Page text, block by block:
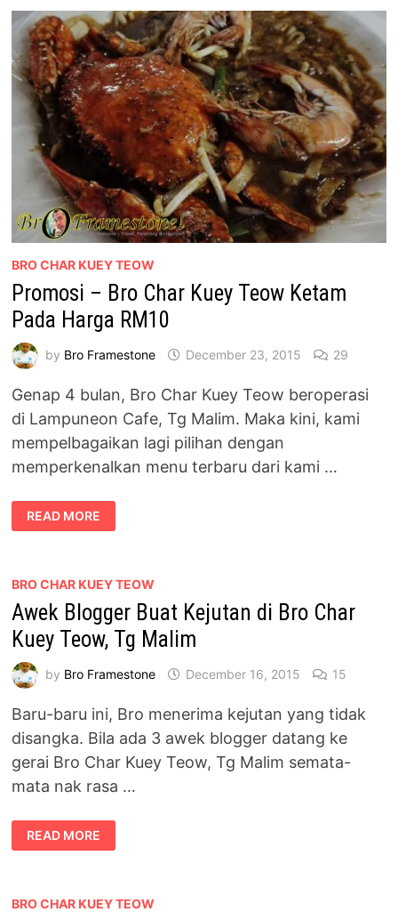
BARU
2016
BRO CHAR KUEY TEOW
Promosi – Bro Char Kuey Teow Ketam
Pada Harga RM10
by Bro Framestone December 23, 2015 29
Genap 4 bulan, Bro Char Kuey Teow beroperasi
di Lampuneon Cafe, Tg Malim. Maka kini, kami
mempelbagaikan lagi pilihan dengan
memperkenalkan menu terbaru dari kami …
PROMOSI
–
BRO
KETAM
HARGA
RM10
READ MORE
BRO CHAR KUEY TEOW
Awek Blogger Buat Kejutan di Bro Char
Kuey Teow, Tg Malim
by Bro Framestone December 16, 2015 15
Baru-baru ini, Bro menerima kejutan yang tidak
disangka. Bila ada 3 awek blogger datang ke
gerai Bro Char Kuey Teow, Tg Malim semata-
mata nak rasa …
AWEK
BLOGGER
BUAT
CHAR
READ MORE
BRO CHAR KUEY TEOW